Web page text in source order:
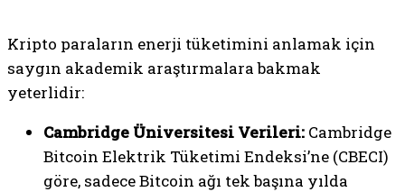
Kripto paraların enerji tüketimini anlamak için
saygın akademik araştırmalara bakmak
yeterlidir:
Cambridge Üniversitesi Verileri: Cambridge
Bitcoin Elektrik Tüketimi Endeksi’ne (CBECI)
göre, sadece Bitcoin ağı tek başına yılda